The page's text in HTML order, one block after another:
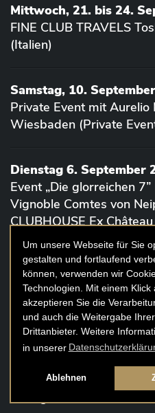
Um unsere Webseite für Sie
gestalten und fortlaufend
können, verwenden wir
Technologien. Mit einem Klick
akzeptieren Sie die
und auch die Weitergabe
Drittanbieter. Weitere
in unserer
Ablehnen
Mittwoch, 21. bis 24.
FINE CLUB TRAVELS
(Italien)
Samstag, 10.
Private Event mit Aurelio
Wiesbaden (Private
Dienstag 6. September
Event „Die glorreichen
Vignoble Comtes von
CLUBHOUSE Ex
Linden (Berlin)
19. August 2022| FINE
Caviar „Die glorreichen
Gewächse von der
Clubhouse Prunier
29. Juli 2022
|
Weingüter Geheimrat J.